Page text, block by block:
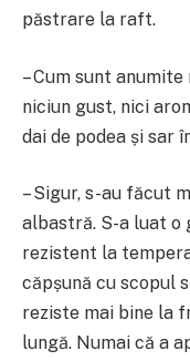
păstrare la raft.
– Cum sunt
niciun gust, nici
dai de podea și sar
– Sigur, s-au făcut
albastră. S-a luat o
rezistent la
căpșună cu scopul
reziste mai bine la
lungă. Numai că a